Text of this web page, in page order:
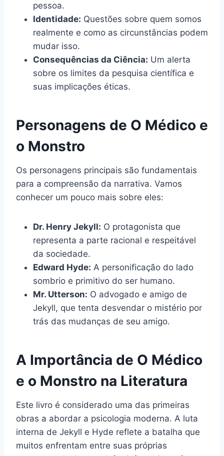
pessoa.
Identidade: Questões sobre quem somos
realmente e como as circunstâncias podem
mudar isso.
Consequências da Ciência: Um alerta
sobre os limites da pesquisa científica e
suas implicações éticas.
Personagens de O Médico e
o Monstro
Os personagens principais são fundamentais
para a compreensão da narrativa. Vamos
conhecer um pouco mais sobre eles:
Dr. Henry Jekyll: O protagonista que
representa a parte racional e respeitável
da sociedade.
Edward Hyde: A personificação do lado
sombrio e primitivo do ser humano.
Mr. Utterson: O advogado e amigo de
Jekyll, que tenta desvendar o mistério por
trás das mudanças de seu amigo.
A Importância de O Médico
e o Monstro na Literatura
Este livro é considerado uma das primeiras
obras a abordar a psicologia moderna. A luta
interna de Jekyll e Hyde reflete a batalha que
muitos enfrentam entre suas próprias